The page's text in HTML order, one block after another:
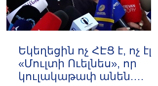
Եկեղեցին ոչ ՀԷՑ է, ոչ էլ
«Մուլտի Ուելնես», որ
կուլակաթափ անեն.